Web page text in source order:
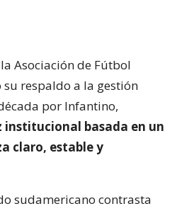
Asociación de Fútbol
su respaldo a la gestión
por Infantino,
institucional basada en un
claro, estable y
sudamericano contrasta